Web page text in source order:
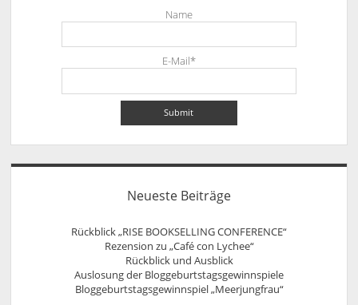
Name
E-Mail*
Neueste Beiträge
Rückblick „RISE BOOKSELLING CONFERENCE“
Rezension zu „Café con Lychee“
Rückblick und Ausblick
Auslosung der Bloggeburtstagsgewinnspiele
Bloggeburtstagsgewinnspiel „Meerjungfrau“